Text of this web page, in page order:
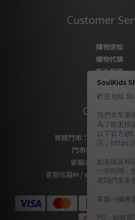
Customer
購物須知
購物代購
售後服務
隱私政策
Contact
實體門市：
桃園市桃園區
門市電話
03-337-
客服@LINE：＠
客服信箱✉ /
SoulKids
歡迎光臨
我們非常重
為了能更快
以下官方
訊，
如未能及時
一些時間，
老闆們多多
客服小編會
PS：如有需